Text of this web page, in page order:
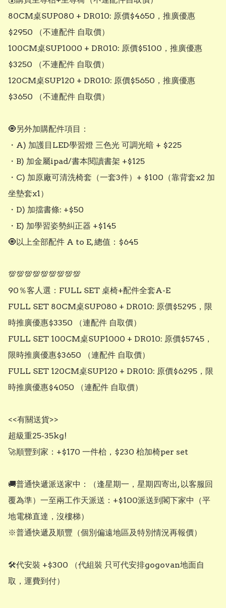
80CM桌SUP080 + DR010: 原價$4650，推廣優惠
$2950 （不連配件 自取價）
100CM桌SUP1000 + DR010: 原價$5100，推廣優惠
$3250 （不連配件 自取價）
120CM桌SUP120 + DR010: 原價$5650，推廣優惠
$3650 （不連配件 自取價）
🧿另外加購配件項目：
・A) 加護目LED學習燈 三色光 可調光暗 + $225
・B) 加金屬ipad/書本閱讀書架 +$125
・C) 加原廠可清洗椅套（一套3件）+ $100（靠背套x2 加
坐墊套x1）
・D) 加擋書條: +$50
・E) 加學習姿勢糾正器 +$145
🧿以上全部配件 A to E, 總值：$645
💯💯💯💯💯💯💯💯💯
90％客人選：FULL SET 桌椅+配件全套A-E
FULL SET 80CM桌SUP080 + DR010: 原價$5295，限
時推廣優惠$3350 （連配件 自取價）
FULL SET 100CM桌SUP1000 + DR010: 原價$5745，
限時推廣優惠$3650 （連配件 自取價）
FULL SET 120CM桌SUP120 + DR010: 原價$6295，限
時推廣優惠$4050 （連配件 自取價）
<<有關送貨>>
超級重25-35kg!
🚀順豐到家：+$170 一件枱，$230 枱加椅per set
🚚普通快遞派送家中：（逢星期一，星期四寄出, 以客服回
覆為準）一至兩工作天派送：+$100派送到閣下家中（平
地電梯直達，沒樓梯）
※普通快遞及順豐（個別偏遠地區及特別情況再報價）
🛠️代安裝 +$300 （代組裝 只可代安排gogovan地面自
取，運費到付）